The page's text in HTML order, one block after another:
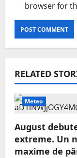
browser for
RELATED
Meteo
August
extreme. Un
maxime de